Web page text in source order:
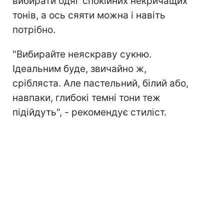
тонів, а ось сяяти можна і навіть
потрібно.
"Вибирайте неяскраву сукню.
Ідеальним буде, звичайно ж,
срібляста. Але пастельний, білий або,
навпаки, глибокі темні тони теж
підійдуть", - рекомендує стиліст.